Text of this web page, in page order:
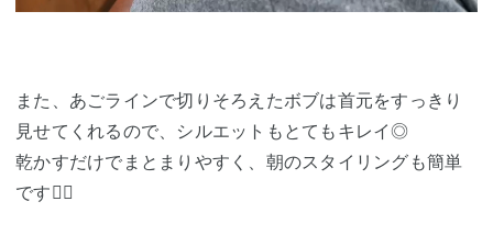
また、あごラインで切りそろえたボブは首元をすっきり
見せてくれるので、シルエットもとてもキレイ◎
乾かすだけでまとまりやすく、朝のスタイリングも簡単
です👌🏻